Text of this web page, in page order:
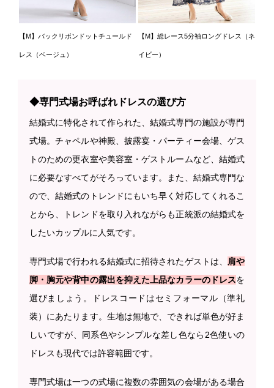
【M】バックリボンドットチュールド
レス（ベージュ）
【M】総レース5分袖ロングドレス（ネ
イビー）
◆専門式場お呼ばれドレスの選び方
結婚式に特化されて作られた、結婚式専門の施設が専門
式場。チャペルや神殿、披露宴・パーティー会場、ゲス
トのための更衣室や美容室・ゲストルームなど、結婚式
に必要なすべてがそろっています。また、結婚式専門な
ので、結婚式のトレンドにもいち早く対応してくれるこ
とから、トレンドを取り入れながらも正統派の結婚式を
したいカップルに人気です。
専門式場で行われる結婚式に招待されたゲストは、
肩や
脚・胸元や背中の露出を抑えた上品なカラーのドレスを
選びましょう。ドレスコードはセミフォーマル（準礼
装）にあたります。生地は無地で、できれば単色が好ま
しいですが、同系色やシンプルな差し色なら2色使いの
ドレスも現代では許容範囲です。
専門式場は一つの式場に複数の雰囲気の会場がある場合